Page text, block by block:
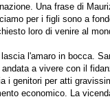
Una frase di
per i figli sono a
loro di venire al
l'amaro in bocca.
a vivere con il
i genitori per atti
economico. La